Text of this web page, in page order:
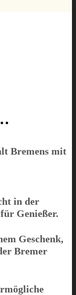
Bremens mit
in der
Genießer.
Geschenk,
Bremer